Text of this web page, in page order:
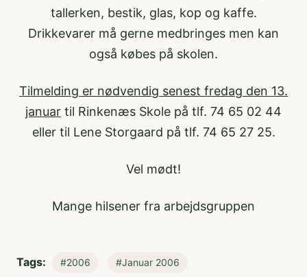
tallerken, bestik, glas, kop og kaffe.
Drikkevarer må gerne medbringes men kan
også købes på skolen.
Tilmelding er nødvendig senest fredag den 13.
januar til Rinkenæs Skole på tlf. 74 65 02 44
eller til Lene Storgaard på tlf. 74 65 27 25.
Vel mødt!
Mange hilsener fra arbejdsgruppen
Tags: #2006 #Januar 2006